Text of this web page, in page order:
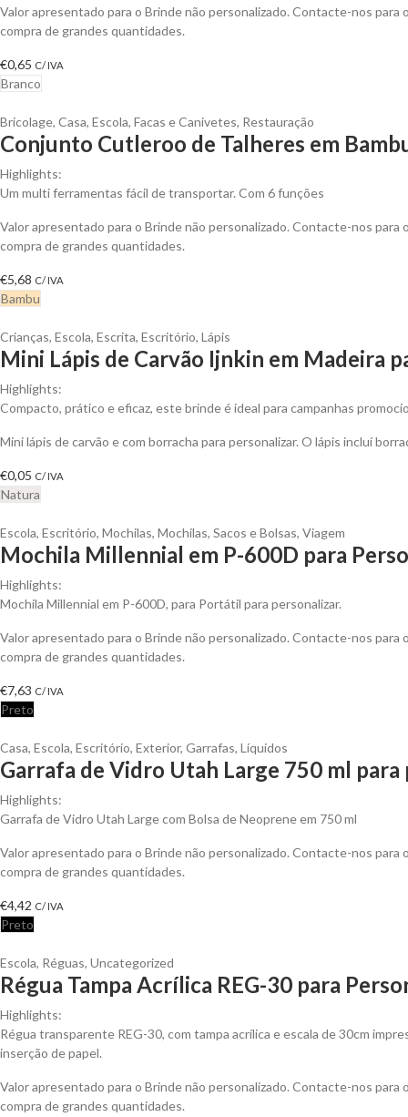
Valor apresentado para o Brinde não personalizado. Contacte-nos para
compra de grandes quantidades.
€0,65 C/ IVA
Branco
Bricolage, Casa, Escola, Facas e Canivetes, Restauração
Conjunto Cutleroo de Talheres em
Highlights:
Um multi ferramentas fácil de transportar. Com 6 funções
Valor apresentado para o Brinde não personalizado. Contacte-nos para
compra de grandes quantidades.
€5,68 C/ IVA
Bambu
Crianças, Escola, Escrita, Escritório, Lápis
Mini Lápis de Carvão Ijnkin em Madeira
Highlights:
Compacto, prático e eficaz, este brinde é ideal para campanhas
Mini lápis de carvão e com borracha para personalizar. O lápis incluí
€0,05 C/ IVA
Natura
Escola, Escritório, Mochilas, Mochilas, Sacos e Bolsas, Viagem
Mochila Millennial em P-600D para
Highlights:
Mochila Millennial em P-600D, para Portátil para personalizar.
Valor apresentado para o Brinde não personalizado. Contacte-nos para
compra de grandes quantidades.
€7,63 C/ IVA
Preto
Casa, Escola, Escritório, Exterior, Garrafas, Líquidos
Garrafa de Vidro Utah Large 750 ml
Highlights:
Garrafa de Vidro Utah Large com Bolsa de Neoprene em 750 ml
Valor apresentado para o Brinde não personalizado. Contacte-nos para
compra de grandes quantidades.
€4,42 C/ IVA
Preto
Escola, Réguas, Uncategorized
Régua Tampa Acrílica REG-30 para
Highlights:
Régua transparente REG-30, com tampa acrílica e escala de 30cm
inserção de papel.
Valor apresentado para o Brinde não personalizado. Contacte-nos para
compra de grandes quantidades.